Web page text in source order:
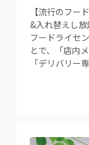
【流行のフー
&入れ替えし放
フードライセ
とで、「店内
「デリバリ